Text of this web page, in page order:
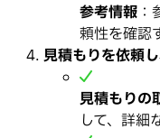
参考情報
頼性を確認
見積もりを依頼
見積もりの
して、詳細